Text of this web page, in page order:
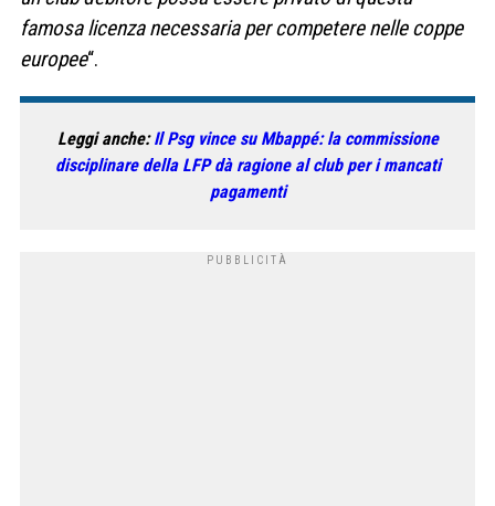
famosa licenza necessaria per competere nelle coppe
europee“.
Leggi anche:Il Psg vince su Mbappé: la commissione
disciplinare della LFP dà ragione al club per i mancati
pagamenti